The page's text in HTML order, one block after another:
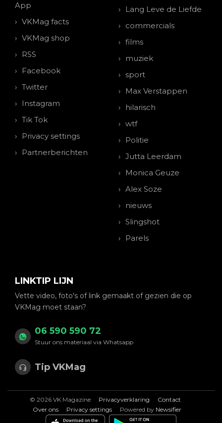
App
VKMag facts
VKMag shop
RSS
Facebook
Twitter
Instagram
Tik Tok
Privacy settings
Partnerberichten
Lang Leve de Liefde
commercials
films
muziek
sport
Max Verstappen
hilarisch
wtf
Politie
Jutta Leerdam
Monica Geuze
Alex Soze
nieuws
Slingshot
Parels
LINKTIP LIJN
Vette video, foto's of link gemaakt of gezien die op
VKMag moet staan?
06 590 590 72
Stuur ons materiaal via Whatsapp
Tip VKMag
© 2026 VK Magazine Privacyverklaring
Contact
Over ons
Privacy settings Powered by Newsifier